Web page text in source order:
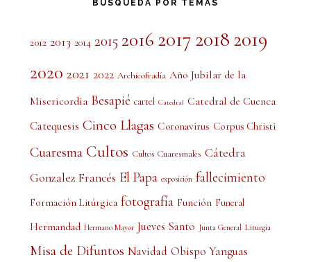
BÚSQUEDA POR TEMAS
2012 2013 2014 2015 2016 2017 2018 2019
2020 2021 2022 Archicofradía Año Jubilar de la
Misericordia Besapié cartel Catedral Catedral de Cuenca
Catequesis Cinco Llagas Coronavirus Corpus Christi
Cuaresma Cultos Cultos Cuaresmales Cátedra
Gonzalez Francés El Papa exposición fallecimiento
Formación Litúrgica fotografía Función Funeral
Hermandad Hermano Mayor Jueves Santo Junta General Liturgia
Misa de Difuntos Navidad Obispo Yanguas